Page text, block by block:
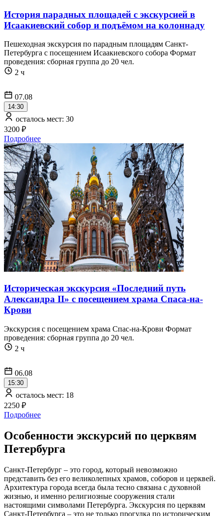
История парадных площадей с экскурсией в
Исаакиевский собор и подъёмом на колоннаду
Пешеходная экскурсия по парадным площадям Санкт-
Петербурга с посещением Исаакиевского собора Формат
проведения: сборная группа до 20 чел.
2 ч
07.08
14:30
осталось мест: 30
3200 ₽
Подробнее
Историческая экскурсия «Последний путь
Александра II» с посещением храма Спаса-на-
Крови
Экскурсия с посещением храма Спас-на-Крови Формат
проведения: сборная группа до 20 чел.
2 ч
06.08
15:30
осталось мест: 18
2250 ₽
Подробнее
Особенности экскурсий по церквям
Петербурга
Санкт-Петербург – это город, который невозможно
представить без его великолепных храмов, соборов и церквей.
Архитектура города всегда была тесно связана с духовной
жизнью, и именно религиозные сооружения стали
настоящими символами Петербурга. Экскурсия по церквям
Санкт-Петербурга – это не только прогулка по историческим